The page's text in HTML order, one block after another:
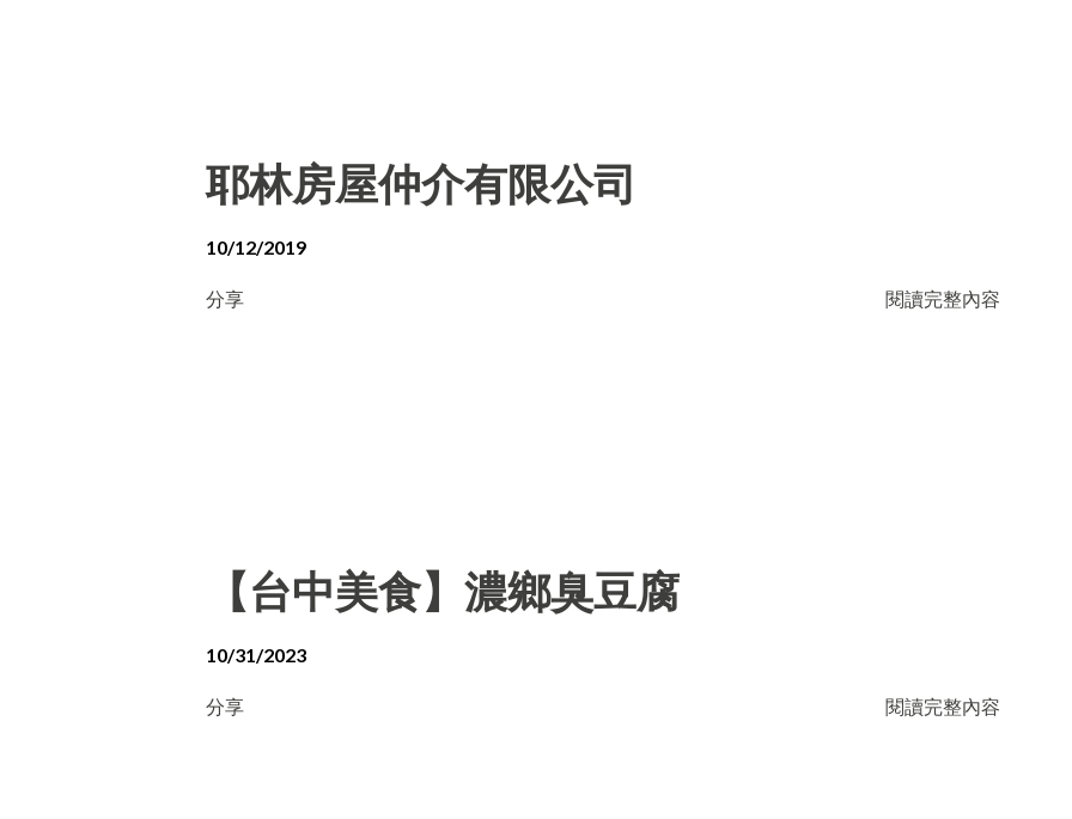
耶林房屋仲介有限公司
10/12/2019
分享 閱讀完整內容
【台中美食】濃鄉臭豆腐
10/31/2023
分享 閱讀完整內容